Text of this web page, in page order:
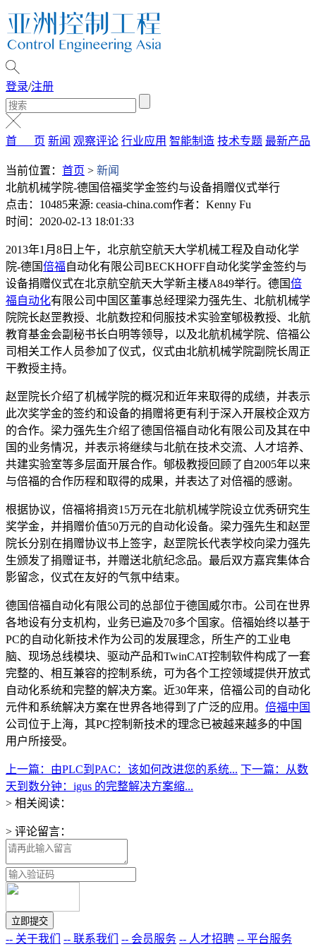
登录/注册
首 页 新闻 观察评论 行业应用 智能制造 技术专题 最新产品
当前位置： 首页 > 新闻
北航机械学院-德国倍福奖学金签约与设备捐赠仪式举行
点击：10485来源: ceasia-china.com作者：Kenny Fu
时间：2020-02-13 18:01:33
2013年1月8日上午，北京航空航天大学机械工程及自动化学
院-德国倍福自动化有限公司BECKHOFF自动化奖学金签约与
设备捐赠仪式在北京航空航天大学新主楼A849举行。德国倍
福自动化有限公司中国区董事总经理梁力强先生、北航机械学
院院长赵罡教授、北航数控和伺服技术实验室郇极教授、北航
教育基金会副秘书长白明等领导，以及北航机械学院、倍福公
司相关工作人员参加了仪式，仪式由北航机械学院副院长周正
干教授主持。
赵罡院长介绍了机械学院的概况和近年来取得的成绩，并表示
此次奖学金的签约和设备的捐赠将更有利于深入开展校企双方
的合作。梁力强先生介绍了德国倍福自动化有限公司及其在中
国的业务情况，并表示将继续与北航在技术交流、人才培养、
共建实验室等多层面开展合作。郇极教授回顾了自2005年以来
与倍福的合作历程和取得的成果，并表达了对倍福的感谢。
根据协议，倍福将捐资15万元在北航机械学院设立优秀研究生
奖学金，并捐赠价值50万元的自动化设备。梁力强先生和赵罡
院长分别在捐赠协议书上签字，赵罡院长代表学校向梁力强先
生颁发了捐赠证书，并赠送北航纪念品。最后双方嘉宾集体合
影留念，仪式在友好的气氛中结束。
德国倍福自动化有限公司的总部位于德国威尔市。公司在世界
各地设有分支机构，业务已遍及70多个国家。倍福始终以基于
PC的自动化新技术作为公司的发展理念，所生产的工业电
脑、现场总线模块、驱动产品和TwinCAT控制软件构成了一套
完整的、相互兼容的控制系统，可为各个工控领域提供开放式
自动化系统和完整的解决方案。近30年来，倍福公司的自动化
元件和系统解决方案在世界各地得到了广泛的应用。 倍福中国
公司位于上海，其PC控制新技术的理念已被越来越多的中国
用户所接受。
上一篇：由PLC到PAC：该如何改进您的系统... 下一篇：从数
天到数分钟：igus 的完整解决方案缩...
> 相关阅读：
> 评论留言：
-- 关于我们 -- 联系我们 -- 会员服务 -- 人才招聘 -- 平台服务